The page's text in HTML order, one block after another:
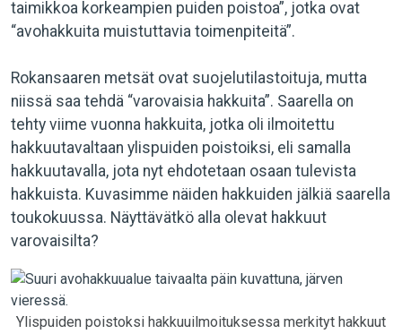
taimikkoa korkeampien puiden poistoa”, jotka ovat
“avohakkuita muistuttavia toimenpiteitä”.
Rokansaaren metsät ovat suojelutilastoituja, mutta
niissä saa tehdä “varovaisia hakkuita”. Saarella on
tehty viime vuonna hakkuita, jotka oli ilmoitettu
hakkuutavaltaan ylispuiden poistoiksi, eli samalla
hakkuutavalla, jota nyt ehdotetaan osaan tulevista
hakkuista. Kuvasimme näiden hakkuiden jälkiä saarella
toukokuussa. Näyttävätkö alla olevat hakkuut
varovaisilta?
Ylispuiden poistoksi hakkuuilmoituksessa merkityt hakkuut